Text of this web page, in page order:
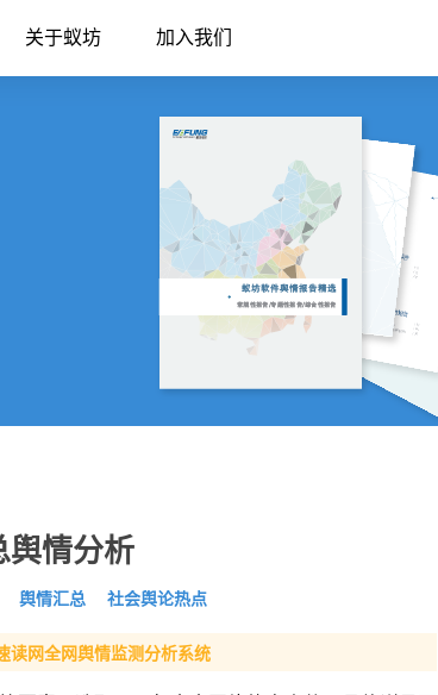
关于蚁坊 加入我们
舆情分析
社会舆论热点
舆情汇总
读网全网舆情监测分析系统